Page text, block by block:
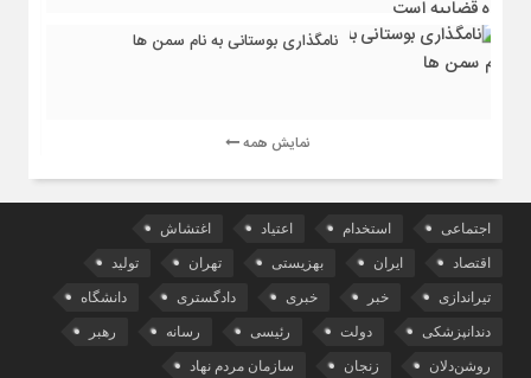
نامگذاری بوستانی به نام سمن ها
نمایش همه
اجتماعی استخدام اعتیاد اغتشاش
اقتصاد ایران بهزیستی تهران تولید
تیراندازی خبر خبری دادگستری دانشگاه
دندانپزشکی دولت رئیسی رسانه رهبر
روشن‌دلان زنجان سازمان مردم نهاد